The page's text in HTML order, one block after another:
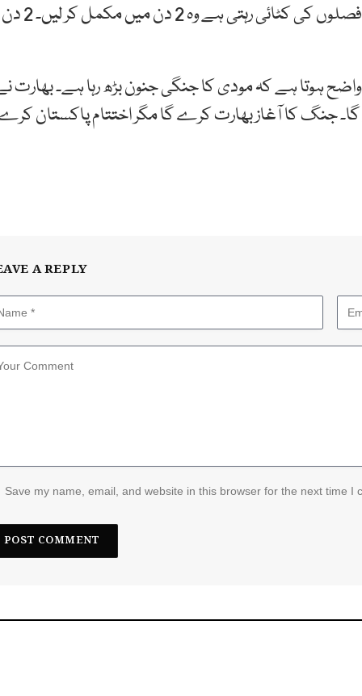
بی ایس ایف کی طرف سے اعلان کیا گیا ہے کہ جن کی فصلوں کی کٹائی رہتی ہے وہ 2 دن میں مکمل کر لیں۔ 2 دن
ہوتا ہے کہ مودی کا جنگی جنون بڑھ رہا ہے۔ بھارت
گا۔ جنگ کا آغاز بھارت کرے گا مگر اختتام پاکستان
A REPLY
Save my name, email, and website in this browser for the next time I